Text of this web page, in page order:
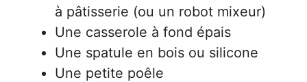
à pâtisserie (ou un robot mixeur)
Une casserole à fond épais
Une spatule en bois ou silicone
Une petite poêle